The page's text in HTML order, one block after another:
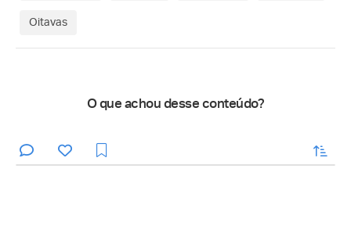
Oitavas
O que achou desse conteúdo?
enviar